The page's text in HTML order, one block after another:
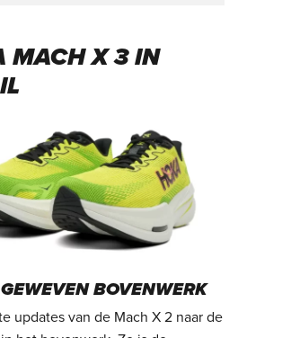
MACH X 3 IN
BOVENWERK
updates van de Mach X 2 naar de